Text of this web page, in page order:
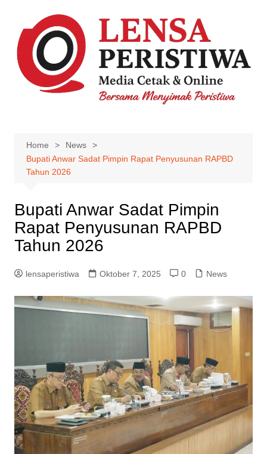
content
Home
News
Bupati Anwar Sadat Pimpin Rapat Penyusunan RAPBD
Tahun 2026
Bupati Anwar Sadat Pimpin
Rapat Penyusunan RAPBD
Tahun 2026
lensaperistiwa Oktober 7, 2025 0 News